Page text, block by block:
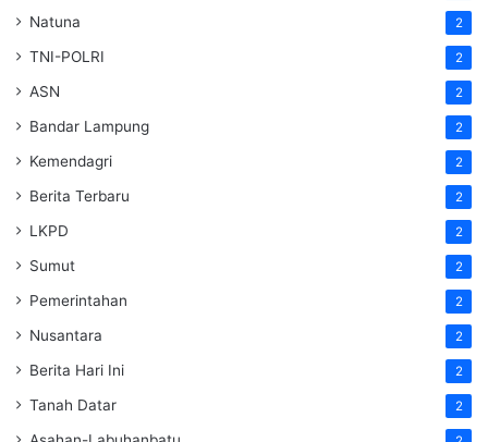
Natuna 2
TNI-POLRI 2
ASN 2
Bandar Lampung 2
Kemendagri 2
Berita Terbaru 2
LKPD 2
Sumut 2
Pemerintahan 2
Nusantara 2
Berita Hari Ini 2
Tanah Datar 2